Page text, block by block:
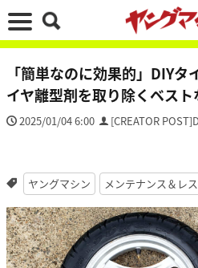
「簡単なのに効果的」DIY
イヤ離型剤を取り除くベスト
2025/01/04 6:00 [CREATOR
ヤングマシン メンテナンス＆レ